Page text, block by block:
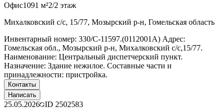
Офис1091 м²2/2 этаж
Михалковский с/с, 15/77, Мозырский р-н, Гомельская область
Инвентарный номер: 330/C-11597.(0112001А) Адрес:
Гомельская обл., Мозырский р-н, Михалковский с/с,15/77.
Наименование: Центральный диспетчерский пункт.
Назначение: Здание нежилое. Составные части и
принадлежности: пристройка.
Контакты
Написать
25.05.2026 ID 2502583